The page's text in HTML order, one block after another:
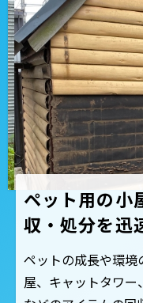
ペット用の小
収・処分を迅
ペットの成長や環
屋、キャットタワ